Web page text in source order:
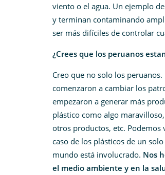
viento o el agua. Un ejemplo
y terminan contaminando
ser más difíciles de controlar
¿Crees que los peruanos
Creo que no solo los
comenzaron a cambiar los
empezaron a generar más
plástico como algo
otros productos, etc. Podemos
caso de los plásticos de un
mundo está involucrado. Nos
el medio ambiente y en la